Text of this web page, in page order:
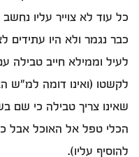
כל עוד לא צוייר עליו
כבר נגמר ולא היו עתידים
לעיל וממילא חייב טבילה
לקשטו (ואינו דומה למ"ש
שאינו צריך טבילה כי שם
הכלי טפל אל האוכל אבל
להוסיף עליו).